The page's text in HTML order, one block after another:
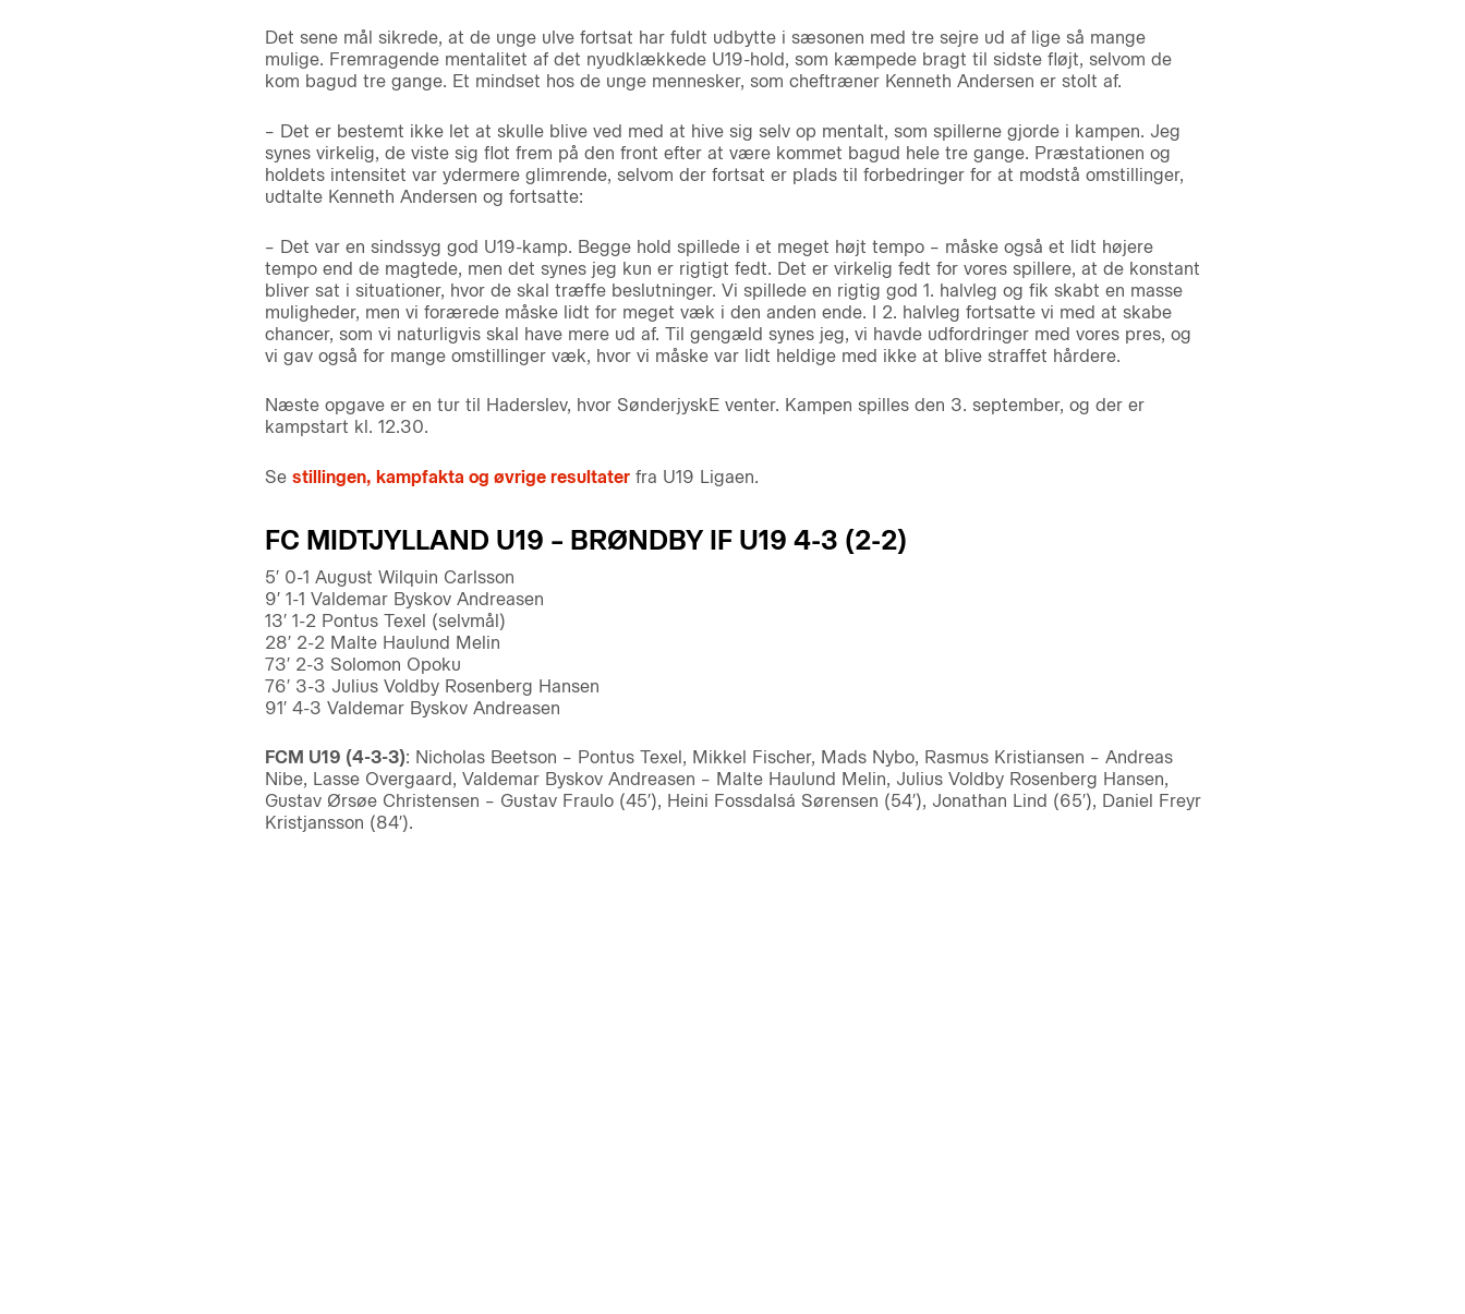
Det sene mål sikrede, at de unge ulve fortsat har fuldt udbytte i sæsonen med tre sejre ud af lige så mange
mulige. Fremragende mentalitet af det nyudklækkede U19-hold, som kæmpede bragt til sidste fløjt, selvom de
kom bagud tre gange. Et mindset hos de unge mennesker, som cheftræner Kenneth Andersen er stolt af.
– Det er bestemt ikke let at skulle blive ved med at hive sig selv op mentalt, som spillerne gjorde i kampen. Jeg
synes virkelig, de viste sig flot frem på den front efter at være kommet bagud hele tre gange. Præstationen og
holdets intensitet var ydermere glimrende, selvom der fortsat er plads til forbedringer for at modstå omstillinger,
udtalte Kenneth Andersen og fortsatte:
– Det var en sindssyg god U19-kamp. Begge hold spillede i et meget højt tempo – måske også et lidt højere
tempo end de magtede, men det synes jeg kun er rigtigt fedt. Det er virkelig fedt for vores spillere, at de konstant
bliver sat i situationer, hvor de skal træffe beslutninger. Vi spillede en rigtig god 1. halvleg og fik skabt en masse
muligheder, men vi forærede måske lidt for meget væk i den anden ende. I 2. halvleg fortsatte vi med at skabe
chancer, som vi naturligvis skal have mere ud af. Til gengæld synes jeg, vi havde udfordringer med vores pres, og
vi gav også for mange omstillinger væk, hvor vi måske var lidt heldige med ikke at blive straffet hårdere.
Næste opgave er en tur til Haderslev, hvor SønderjyskE venter. Kampen spilles den 3. september, og der er
kampstart kl. 12.30.
Se stillingen, kampfakta og øvrige resultaterfra U19 Ligaen.
FC MIDTJYLLAND U19 – BRØNDBY IF U19 4-3 (2-2)
5′ 0-1 August Wilquin Carlsson
9′ 1-1 Valdemar Byskov Andreasen
13′ 1-2 Pontus Texel (selvmål)
28′ 2-2 Malte Haulund Melin
73′ 2-3 Solomon Opoku
76′ 3-3 Julius Voldby Rosenberg Hansen
91′ 4-3 Valdemar Byskov Andreasen
FCM U19 (4-3-3): Nicholas Beetson – Pontus Texel, Mikkel Fischer, Mads Nybo, Rasmus Kristiansen – Andreas
Nibe, Lasse Overgaard, Valdemar Byskov Andreasen – Malte Haulund Melin, Julius Voldby Rosenberg Hansen,
Gustav Ørsøe Christensen – Gustav Fraulo (45′), Heini Fossdalsá Sørensen (54′), Jonathan Lind (65′), Daniel Freyr
Kristjansson (84′).